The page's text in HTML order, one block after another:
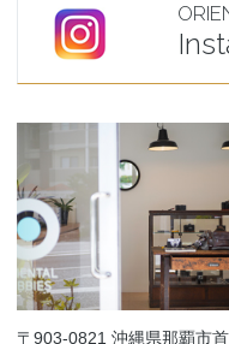
〒903-0821 沖縄県那覇市